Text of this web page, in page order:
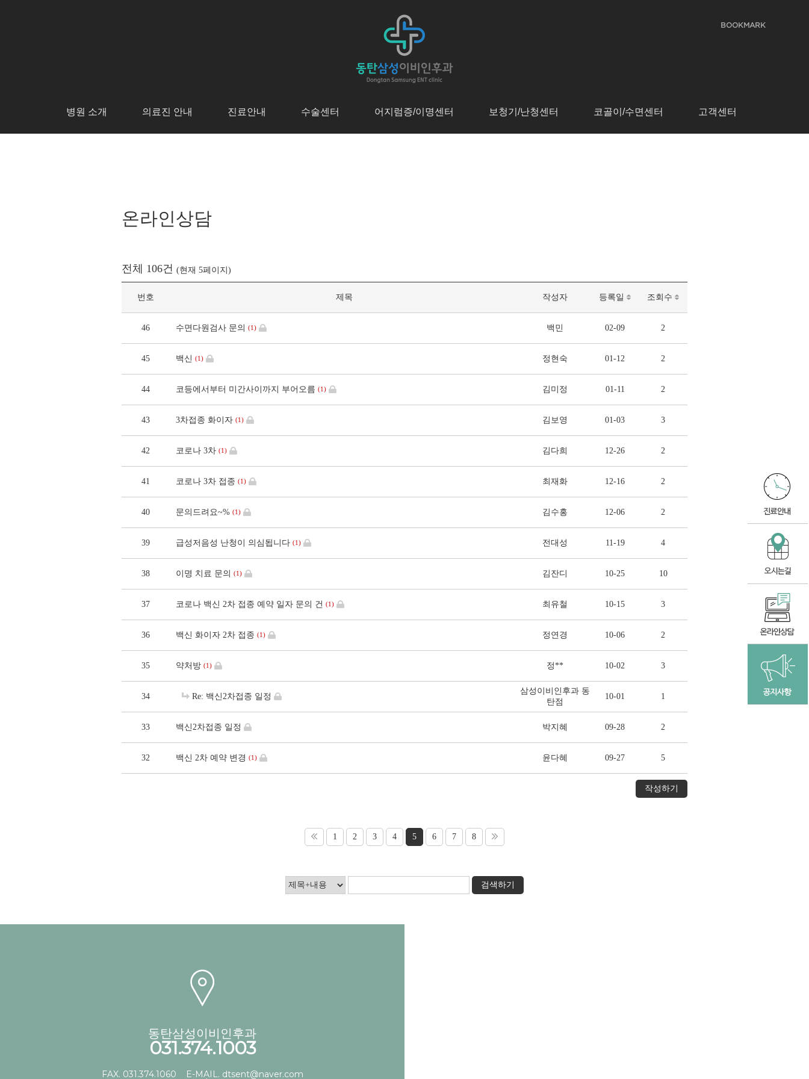
BOOKMARK
병원 소개 의료진 안내 진료안내 수술센터 어지럼증/이명센터 보청기/난청센터 코골이/수면센터 고객센터
온라인상담
전체 106건 (현재 5페이지)
번호 제목 작성자 등록일 조회수
46 수면다원검사 문의 (1) 백민 02-09 2
45 백신 (1) 정현숙 01-12 2
44 코등에서부터 미간사이까지 부어오름 (1) 김미정 01-11 2
43 3차접종 화이자 (1) 김보영 01-03 3
42 코로나 3차 (1) 김다희 12-26 2
41 코로나 3차 접종 (1) 최재화 12-16 2
40 문의드려요~% (1) 김수홍 12-06 2
39 급성저음성 난청이 의심됩니다 (1) 전대성 11-19 4
38 이명 치료 문의 (1) 김잔디 10-25 10
37 코로나 백신 2차 접종 예약 일자 문의 건 (1) 최유철 10-15 3
36 백신 화이자 2차 접종 (1) 정연경 10-06 2
35 약처방 (1) 정** 10-02 3
34 Re: 백신2차접종 일정
삼성이비인후과 동
탄점
10-01 1
33 백신2차접종 일정 박지혜 09-28 2
32 백신 2차 예약 변경 (1) 윤다혜 09-27 5
작성하기
1 2 3 4 5 6 7 8
검색하기
동탄삼성이비인후과
031.374.1003
FAX. 031.374.1060 E-MAIL. dtsent@naver.com